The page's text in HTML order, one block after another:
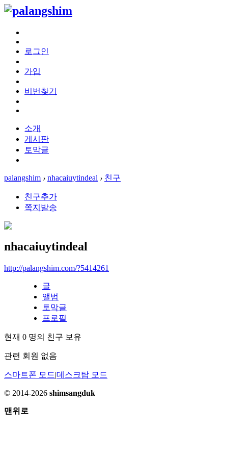
로그인
가입
비번찾기
소개
게시판
토막글
palangshim › nhacaiuytindeal › 친구
친구추가
쪽지발송
nhacaiuytindeal
http://palangshim.com/?5414261
글
앨범
토막글
프로필
현재 0 명의 친구 보유
관련 회원 없음
스마트폰 모드|데스크탑 모드
© 2014-2026 shimsangduk
맨위로